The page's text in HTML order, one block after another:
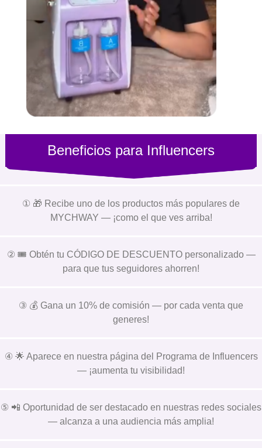
Beneficios para Influencers
① 🎁 Recibe uno de los productos más populares de
MYCHWAY — ¡como el que ves arriba!
② 🎟️ Obtén tu CÓDIGO DE DESCUENTO personalizado —
para que tus seguidores ahorren!
③ 💰 Gana un 10% de comisión — por cada venta que
generes!
④ 🌟 Aparece en nuestra página del Programa de Influencers
— ¡aumenta tu visibilidad!
⑤ 📲 Oportunidad de ser destacado en nuestras redes sociales
— alcanza a una audiencia más amplia!